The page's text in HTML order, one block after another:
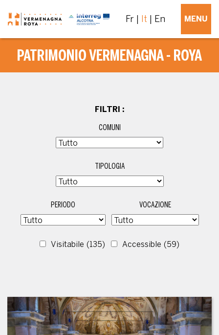
Fr It En MENU
PATRIMONIO VERMENAGNA - ROYA
FILTRI :
COMUNI
TIPOLOGIA
PERIODO VOCAZIONE
Visitabile (135) Accessible (59)